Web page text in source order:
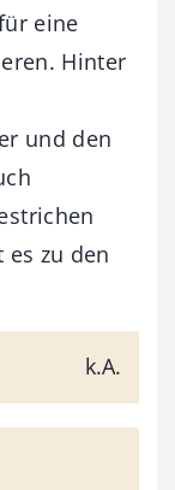
eine
Hinter
und den
zu den
k.A.